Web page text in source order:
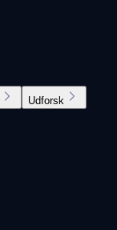
Udforsk